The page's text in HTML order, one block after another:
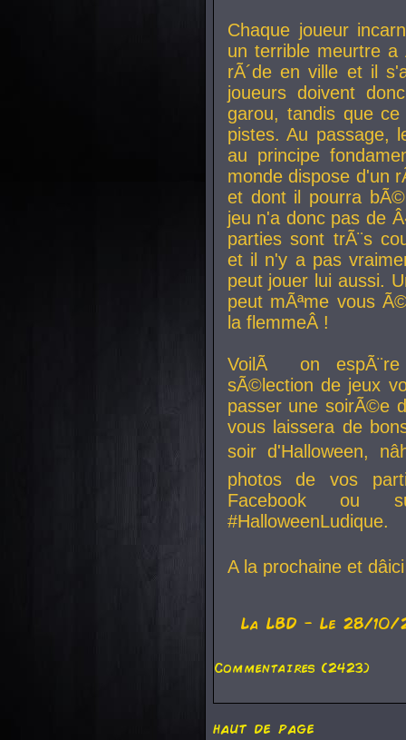
Chaque joueur
un terrible meurtre
rÃ´de en ville et il
joueurs doivent
garou, tandis que
pistes. Au passage,
au principe
monde dispose d'un
et dont il pourra
jeu n'a donc pas de
parties sont trÃ¨s
et il n'y a pas
peut jouer lui aussi.
peut mÃªme vous
la flemmeÂ !
VoilÃ on
sÃ©lection de jeux
passer une soirÃ©e
vous laissera de
soir d'Halloween,
photos de vos
Facebook ou
#HalloweenLudique.
A la prochaine et
La LBD - Le 28/10/
Commentaires (2423)
haut de page